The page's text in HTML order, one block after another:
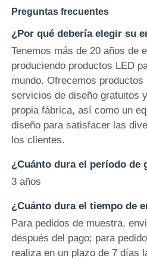
Preguntas frecuentes
¿Por qué debería elegir su
Tenemos más de 20 años de
produciendo productos LED
mundo. Ofrecemos
servicios de diseño gratuitos
propia fábrica, así como un
diseño para satisfacer las
los clientes.
¿Cuánto dura el período de
3 años
¿Cuánto dura el tiempo de
Para pedidos de muestra,
después del pago; para
realiza en un plazo de 7 días